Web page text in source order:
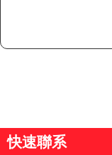
快速聯系